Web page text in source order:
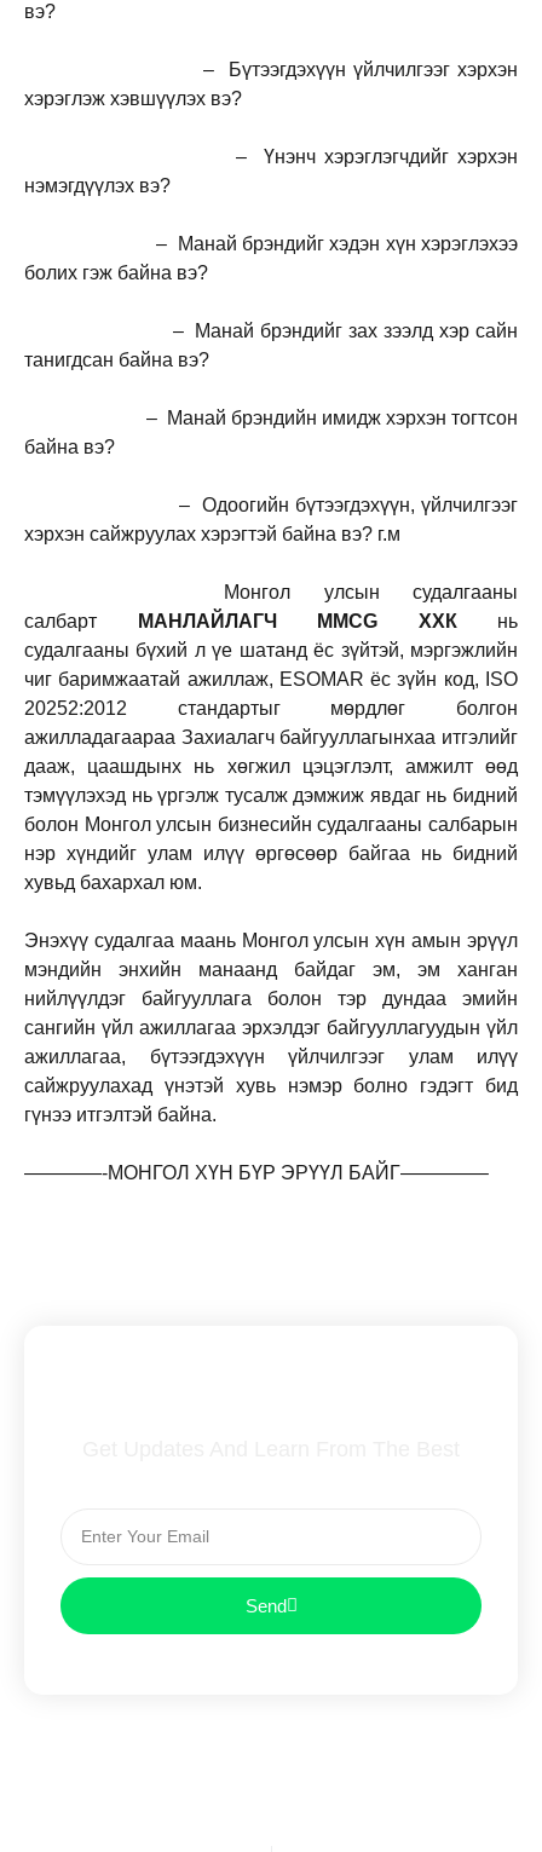
вэ?
– Бүтээгдэхүүн үйлчилгээг хэрхэн
хэрэглэж хэвшүүлэх вэ?
– Үнэнч хэрэглэгчдийг хэрхэн
нэмэгдүүлэх вэ?
– Манай брэндийг хэдэн хүн хэрэглэхээ
болих гэж байна вэ?
– Манай брэндийг зах зээлд хэр сайн
танигдсан байна вэ?
– Манай брэндийн имидж хэрхэн тогтсон
байна вэ?
– Одоогийн бүтээгдэхүүн, үйлчилгээг
хэрхэн сайжруулах хэрэгтэй байна вэ? г.м
Монгол улсын судалгааны
салбарт
МАНЛАЙЛАГЧ MMCG ХХКнь
судалгааны бүхий л үе шатанд ёс зүйтэй, мэргэжлийн
чиг баримжаатай ажиллаж, ESOMAR ёс зүйн код, ISO
20252:2012 стандартыг мөрдлөг болгон
ажилладагаараа Захиалагч байгууллагынхаа итгэлийг
дааж, цаашдынх нь хөгжил цэцэглэлт, амжилт өөд
тэмүүлэхэд нь үргэлж тусалж дэмжиж явдаг нь бидний
болон Монгол улсын бизнесийн судалгааны салбарын
нэр хүндийг улам илүү өргөсөөр байгаа нь бидний
хувьд бахархал юм.
Энэхүү судалгаа маань Монгол улсын хүн амын эрүүл
мэндийн энхийн манаанд байдаг эм, эм ханган
нийлүүлдэг байгууллага болон тэр дундаа эмийн
сангийн үйл ажиллагаа эрхэлдэг байгууллагуудын үйл
ажиллагаа, бүтээгдэхүүн үйлчилгээг улам илүү
сайжруулахад үнэтэй хувь нэмэр болно гэдэгт бид
гүнээ итгэлтэй байна.
————-МОНГОЛ ХҮН БҮР ЭРҮҮЛ БАЙГ————–
Send